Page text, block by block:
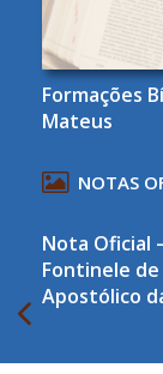
Formações
Mateus
NOTAS
Nota Oficial
Fontinele
Apostólico